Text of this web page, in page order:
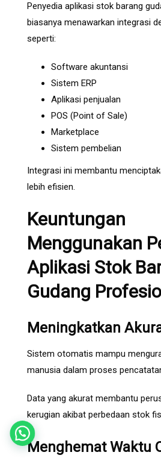
Penyedia aplikasi stok barang
biasanya menawarkan integrasi
seperti:
Software akuntansi
Sistem ERP
Aplikasi penjualan
POS (Point of Sale)
Marketplace
Sistem pembelian
Integrasi ini membantu
lebih efisien.
Keuntungan
Menggunakan
Aplikasi Stok
Gudang
Meningkatkan
Sistem otomatis mampu
manusia dalam proses
Data yang akurat membantu
kerugian akibat perbedaan stok
Menghemat Waktu